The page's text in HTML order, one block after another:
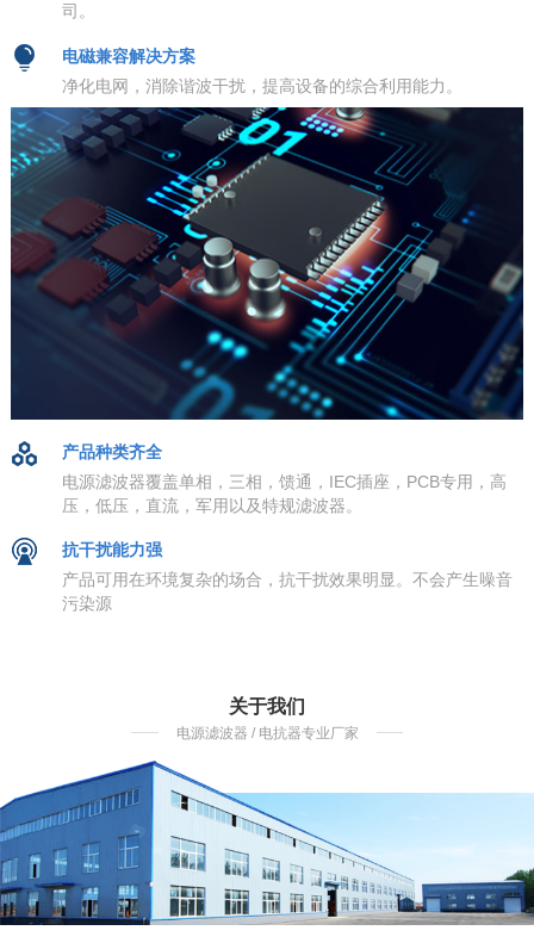
司。
电磁兼容解决方案
净化电网，消除谐波干扰，提高设备的综合利用能力。
产品种类齐全
电源滤波器覆盖单相，三相，馈通，IEC插座，PCB专用，高
压，低压，直流，军用以及特规滤波器。
抗干扰能力强
产品可用在环境复杂的场合，抗干扰效果明显。不会产生噪音
污染源
关于我们
电源滤波器 / 电抗器专业厂家